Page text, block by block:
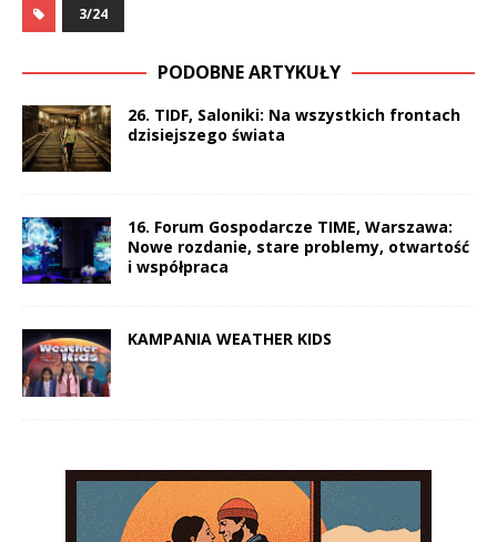
3/24
PODOBNE ARTYKUŁY
26. TIDF, Saloniki: Na wszystkich frontach
dzisiejszego świata
16. Forum Gospodarcze TIME, Warszawa:
Nowe rozdanie, stare problemy, otwartość
i współpraca
KAMPANIA WEATHER KIDS